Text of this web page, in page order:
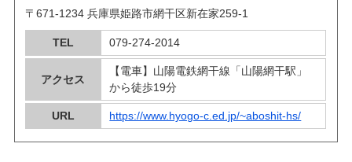
〒671-1234 兵庫県姫路市網干区新在家259-1
TEL 079-274-2014
アクセス
【電車】山陽電鉄網干線「山陽網干駅」
から徒歩19分
URL https://www.hyogo-c.ed.jp/~aboshit-hs/